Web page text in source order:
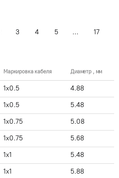
3 4 5 …
17
Маркировка кабеля Диаметр , мм
1x0.5 4.88
1x0.5 5.48
1x0.75 5.08
1x0.75 5.68
1x1 5.48
1x1 5.88